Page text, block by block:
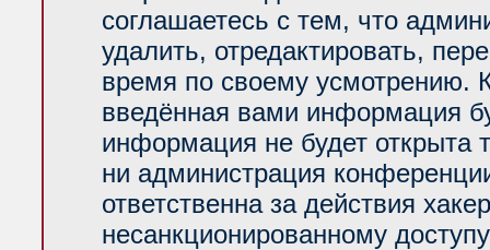
соглашаетесь с тем, что
удалить, отредактировать,
время по своему усмотрению.
введённая вами информация
информация не будет открыта
ни администрация
ответственна за действия
несанкционированному